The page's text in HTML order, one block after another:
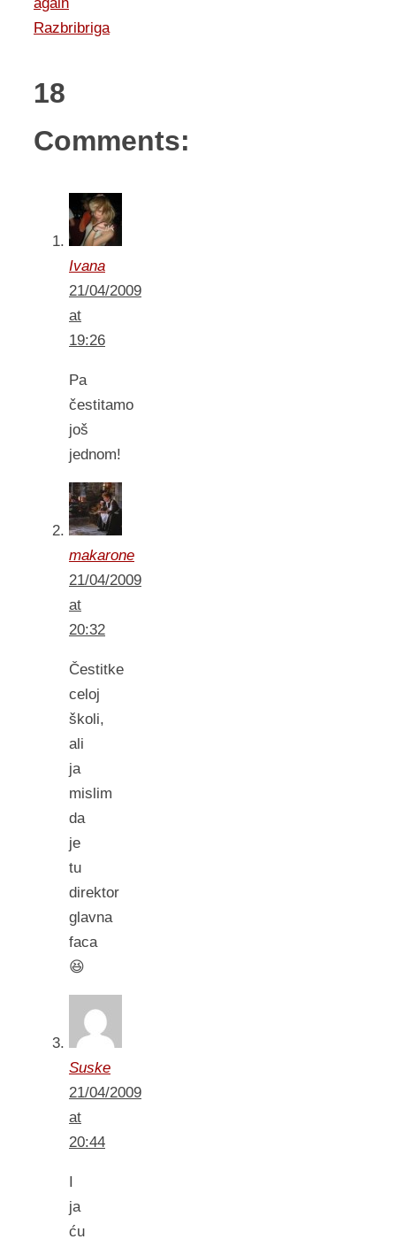
Razbribriga
18
Comments:
Ivana
21/04/2009
at
19:26
Pa
čestitamo
još
jednom!
makarone
21/04/2009
at
20:32
Čestitke
celoj
školi,
ali
ja
mislim
da
je
tu
direktor
glavna
faca
😆
Suske
21/04/2009
at
20:44
I
ja
ću